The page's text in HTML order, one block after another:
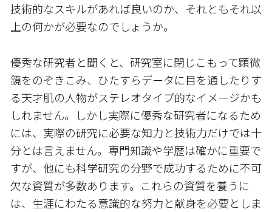
技術的なスキルがあれば良いのか、それともそれ以
上の何かが必要なのでしょうか。
優秀な研究者と聞くと、研究室に閉じこもって顕微
鏡をのぞきこみ、ひたすらデータに目を通したりす
る天才肌の人物がステレオタイプ的なイメージかも
しれません。しかし実際に優秀な研究者になるため
には、実際の研究に必要な知力と技術力だけでは十
分とは言えません。専門知識や学歴は確かに重要で
すが、他にも科学研究の分野で成功するために不可
欠な資質が多数あります。これらの資質を養うに
は、生涯にわたる意識的な努力と献身を必要としま